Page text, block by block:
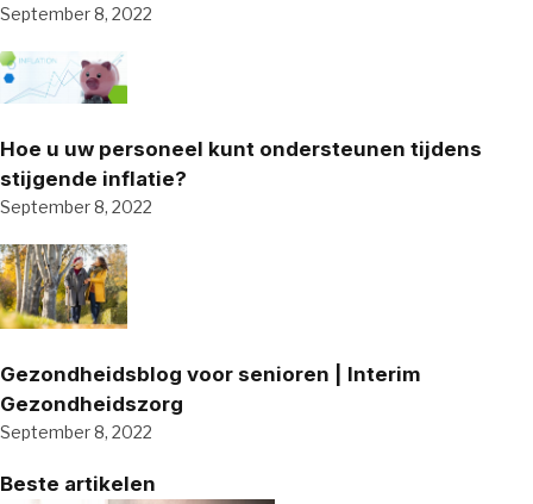
September 8, 2022
Hoe u uw personeel kunt ondersteunen tijdens
stijgende inflatie?
September 8, 2022
Gezondheidsblog voor senioren | Interim
Gezondheidszorg
September 8, 2022
Beste artikelen